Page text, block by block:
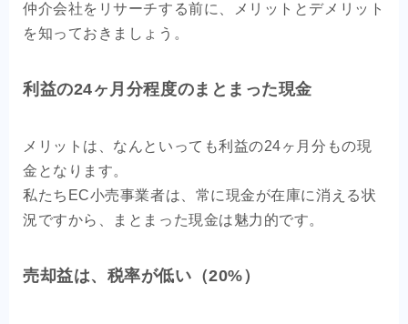
仲介会社をリサーチする前に、メリットとデメリット
を知っておきましょう。
利益の24ヶ月分程度のまとまった現金
メリットは、なんといっても利益の24ヶ月分もの現
金となります。
私たちEC小売事業者は、常に現金が在庫に消える状
況ですから、まとまった現金は魅力的です。
売却益は、税率が低い（20%）